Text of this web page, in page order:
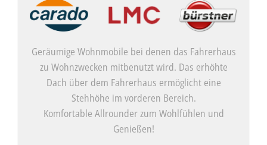
Geräumige Wohnmobile bei denen das Fahrerhaus
zu Wohnzwecken mitbenutzt wird. Das erhöhte
Dach über dem Fahrerhaus ermöglicht eine
Stehhöhe im vorderen Bereich.
Komfortable Allrounder zum Wohlfühlen und
Genießen!